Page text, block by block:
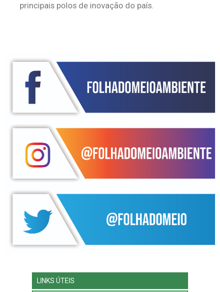
principais polos de inovação do país.
LINKS ÚTEIS